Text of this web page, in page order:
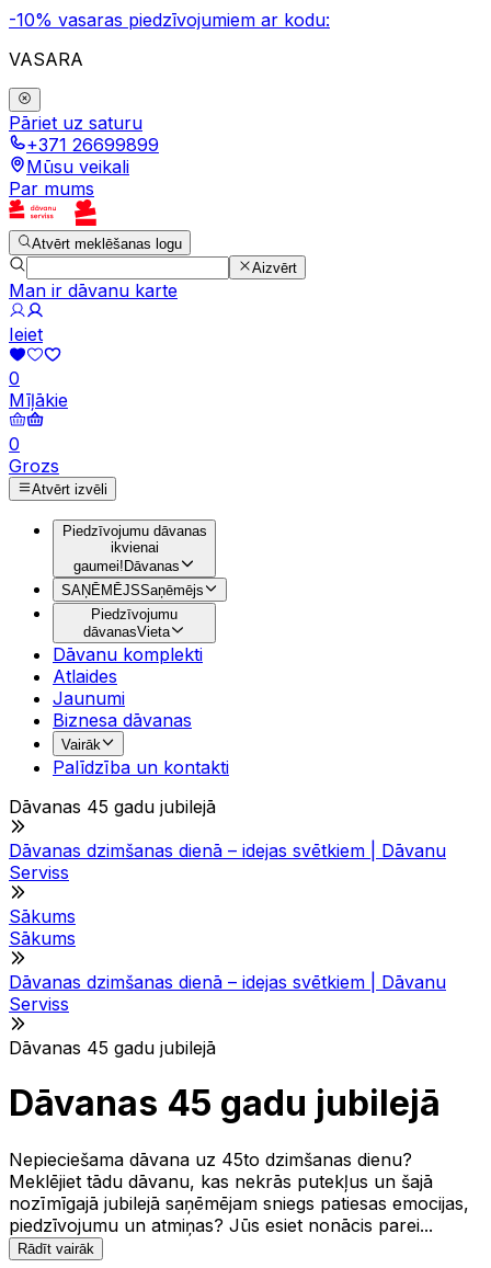
-10% vasaras piedzīvojumiem ar kodu:
VASARA
Pāriet uz saturu
+371 26699899
Mūsu veikali
Par mums
Atvērt meklēšanas logu
Aizvērt
Man ir dāvanu karte
Ieiet
0
Mīļākie
0
Grozs
Atvērt izvēli
Piedzīvojumu dāvanas
ikvienai
gaumei!Dāvanas
SAŅĒMĒJSSaņēmējs
Piedzīvojumu
dāvanasVieta
Dāvanu komplekti
Atlaides
Jaunumi
Biznesa dāvanas
Vairāk
Palīdzība un kontakti
Dāvanas 45 gadu jubilejā
Dāvanas dzimšanas dienā – idejas svētkiem | Dāvanu
Serviss
Sākums
Sākums
Dāvanas dzimšanas dienā – idejas svētkiem | Dāvanu
Serviss
Dāvanas 45 gadu jubilejā
Dāvanas 45 gadu jubilejā
Nepieciešama dāvana uz 45to dzimšanas dienu?
Meklējiet tādu dāvanu, kas nekrās putekļus un šajā
nozīmīgajā jubilejā saņēmējam sniegs patiesas emocijas,
piedzīvojumu un atmiņas? Jūs esiet nonācis parei...
Rādīt vairāk